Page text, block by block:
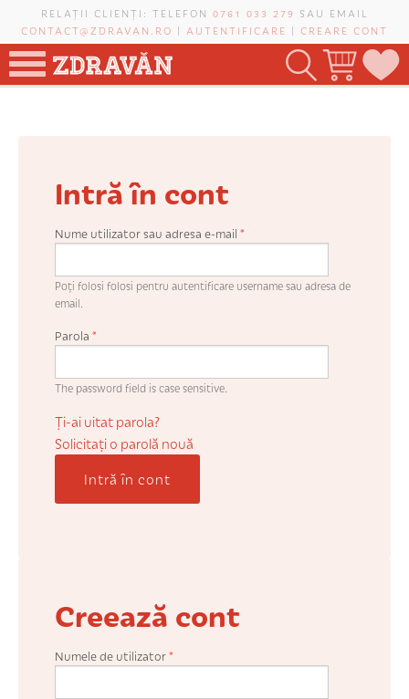
Mergi la conţinutul principal
RELAȚII CLIENȚI: TELEFON 0761 033 279 SAU EMAIL
CONTACT@ZDRAVAN.RO | AUTENTIFICARE | CREARE CONT
VIȚĂ-DE-VIE
Intră în cont
Nume utilizator sau adresa e-mail *
Poți folosi folosi pentru autentificare username sau adresa de
email.
Parola *
The password field is case sensitive.
Ți-ai uitat parola?
Solicitaţi o parolă nouă
Intră în cont
Creează cont
Numele de utilizator*